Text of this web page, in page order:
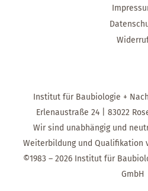
Institut für Baubiologie +
Erlenaustraße 24 | 83022
Wir sind unabhängig und
Weiterbildung und Qualifikation
©1983 – 2026 Institut für
GmbH